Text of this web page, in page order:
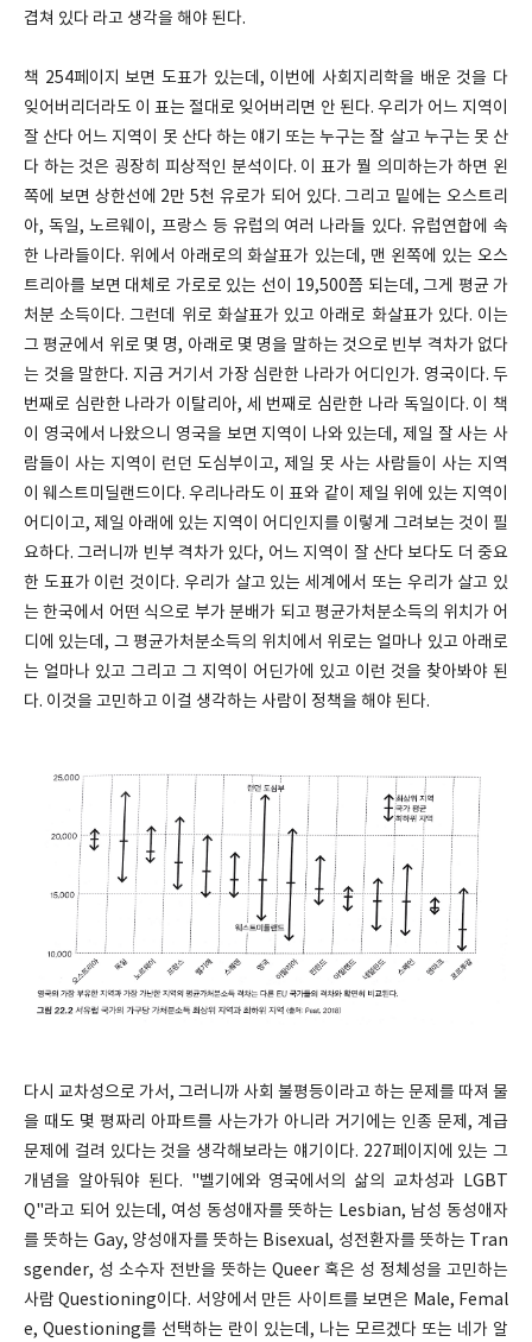
겹쳐 있다 라고 생각을 해야 된다.
책 254페이지 보면 도표가 있는데, 이번에 사회지리학을 배운 것을 다
잊어버리더라도 이 표는 절대로 잊어버리면 안 된다. 우리가 어느 지역이
잘 산다 어느 지역이 못 산다 하는 얘기 또는 누구는 잘 살고 누구는 못 산
다 하는 것은 굉장히 피상적인 분석이다. 이 표가 뭘 의미하는가 하면 왼
쪽에 보면 상한선에 2만 5천 유로가 되어 있다. 그리고 밑에는 오스트리
아, 독일, 노르웨이, 프랑스 등 유럽의 여러 나라들 있다. 유럽연합에 속
한 나라들이다. 위에서 아래로의 화살표가 있는데, 맨 왼쪽에 있는 오스
트리아를 보면 대체로 가로로 있는 선이 19,500쯤 되는데, 그게 평균 가
처분 소득이다. 그런데 위로 화살표가 있고 아래로 화살표가 있다. 이는
그 평균에서 위로 몇 명, 아래로 몇 명을 말하는 것으로 빈부 격차가 없다
는 것을 말한다. 지금 거기서 가장 심란한 나라가 어디인가. 영국이다. 두
번째로 심란한 나라가 이탈리아, 세 번째로 심란한 나라 독일이다. 이 책
이 영국에서 나왔으니 영국을 보면 지역이 나와 있는데, 제일 잘 사는 사
람들이 사는 지역이 런던 도심부이고, 제일 못 사는 사람들이 사는 지역
이 웨스트미딜랜드이다. 우리나라도 이 표와 같이 제일 위에 있는 지역이
어디이고, 제일 아래에 있는 지역이 어디인지를 이렇게 그려보는 것이 필
요하다. 그러니까 빈부 격차가 있다, 어느 지역이 잘 산다 보다도 더 중요
한 도표가 이런 것이다. 우리가 살고 있는 세계에서 또는 우리가 살고 있
는 한국에서 어떤 식으로 부가 분배가 되고 평균가처분소득의 위치가 어
디에 있는데, 그 평균가처분소득의 위치에서 위로는 얼마나 있고 아래로
는 얼마나 있고 그리고 그 지역이 어딘가에 있고 이런 것을 찾아봐야 된
다. 이것을 고민하고 이걸 생각하는 사람이 정책을 해야 된다.
다시 교차성으로 가서, 그러니까 사회 불평등이라고 하는 문제를 따져 물
을 때도 몇 평짜리 아파트를 사는가가 아니라 거기에는 인종 문제, 계급
문제에 걸려 있다는 것을 생각해보라는 얘기이다. 227페이지에 있는 그
개념을 알아둬야 된다. "벨기에와 영국에서의 삶의 교차성과 LGBT
Q"라고 되어 있는데, 여성 동성애자를 뜻하는 Lesbian, 남성 동성애자
를 뜻하는 Gay, 양성애자를 뜻하는 Bisexual, 성전환자를 뜻하는 Tran
sgender, 성 소수자 전반을 뜻하는 Queer 혹은 성 정체성을 고민하는
사람 Questioning이다. 서양에서 만든 사이트를 보면은 Male, Femal
e, Questioning를 선택하는 란이 있는데, 나는 모르겠다 또는 네가 알